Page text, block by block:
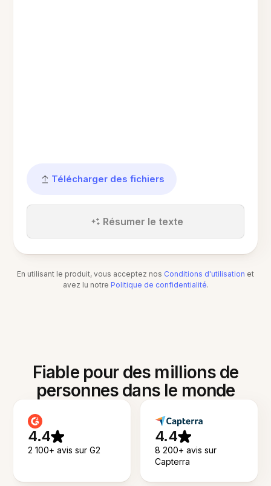
Télécharger des fichiers
Résumer le texte
En utilisant le produit, vous acceptez nos Conditions d'utilisation et
avez lu notre Politique de confidentialité.
Fiable pour des millions de
personnes dans le monde
4.4
2 100+ avis sur G2
4.4
8 200+ avis sur
Capterra